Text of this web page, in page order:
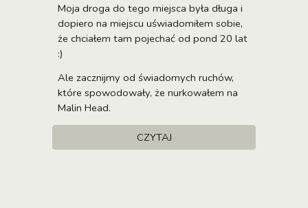
Moja droga do tego miejsca była długa i
dopiero na miejscu uświadomiłem sobie,
że chciałem tam pojechać od pond 20 lat
:)
Ale zacznijmy od świadomych ruchów,
które spowodowały, że nurkowałem na
Malin Head.
CZYTAJ